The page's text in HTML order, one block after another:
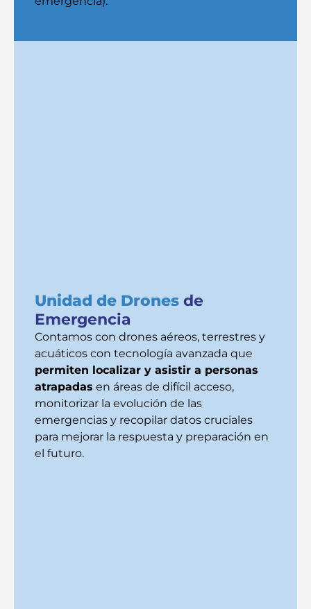
Unidad de Drones de
Emergencia
Contamos con drones aéreos, terrestres y
acuáticos con tecnología avanzada que
permiten localizar y asistir a personas
atrapadas en áreas de difícil acceso,
monitorizar la evolución de las
emergencias y recopilar datos cruciales
para mejorar la respuesta y preparación en
el futuro.